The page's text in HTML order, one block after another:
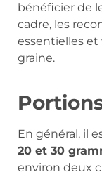
bénéficier de
cadre, les
essentielles
graine.
En général, il
20 et 30
environ deux